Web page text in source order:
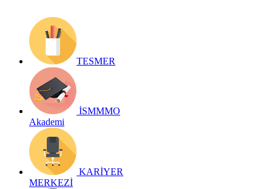
TESMER
İSMMMO
Akademi
KARİYER
MERKEZİ